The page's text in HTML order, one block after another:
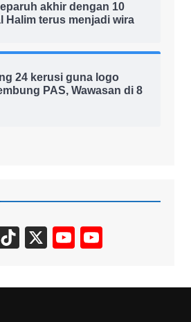
akhir dengan 10
Halim terus menjadi wira
24 kerusi guna logo
PAS, Wawasan di 8
In
Ti
T
X
Y
u
u